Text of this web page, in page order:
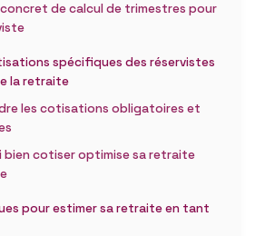
concret de calcul de trimestres pour
spécifiques des réservistes
la retraite
les cotisations obligatoires et
bien cotiser optimise sa retraite
pour estimer sa retraite en tant